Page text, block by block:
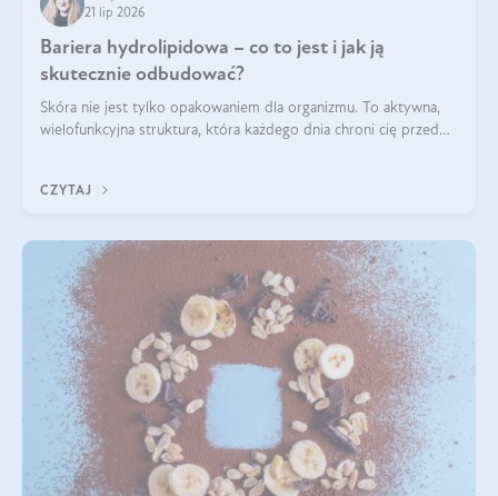
21 lip 2026
Bariera hydrolipidowa – co to jest i jak ją
skutecznie odbudować?
Skóra nie jest tylko opakowaniem dla organizmu. To aktywna,
wielofunkcyjna struktura, która każdego dnia chroni cię przed
bariera hydrolipidowa.
CZYTAJ